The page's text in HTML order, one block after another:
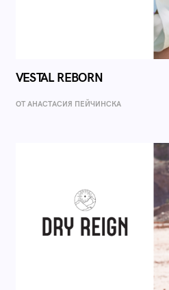
VESTAL REBORN
ОТ AНАСТАСИЯ ПЕЙЧИНСКА